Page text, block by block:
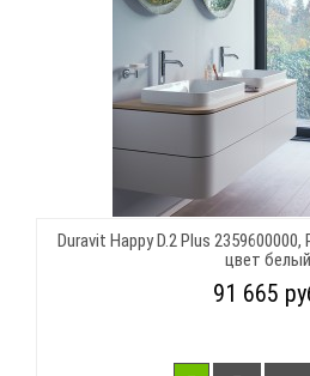
Duravit Happy D.2 Plus
цвет белый
91 665